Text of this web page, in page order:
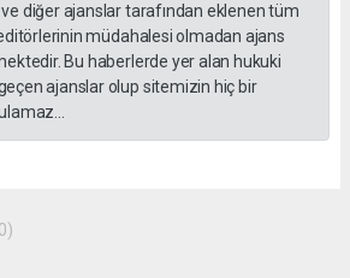
ve diğer ajanslar tarafından eklenen tüm
müdahalesi olmadan ajans
Bu haberlerde yer alan hukuki
ajanslar olup sitemizin hiç bir